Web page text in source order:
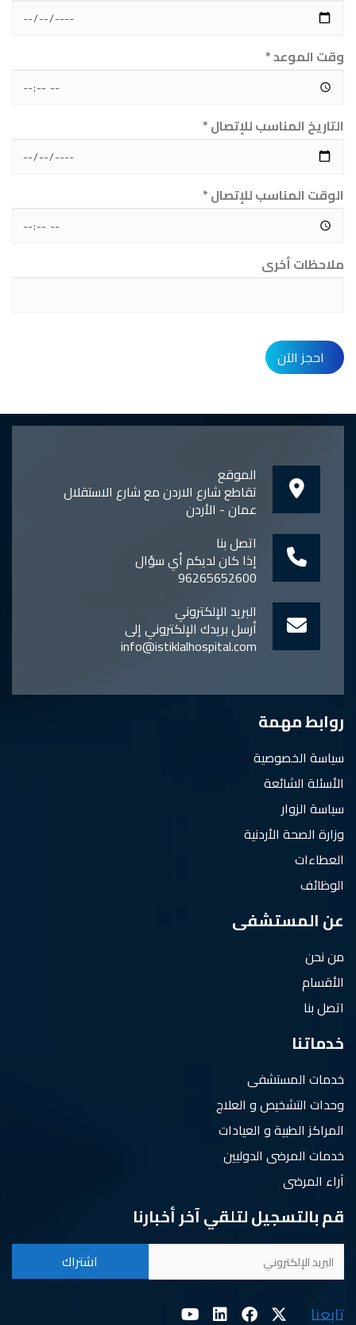
وقت الموعد *
التاريخ المناسب للإتصال *
الوقت المناسب للإتصال *
ملاحظات أخرى
احجز الآن
الموقع
تقاطع شارع الاردن مع شارع الاستقلال
عمان - الأردن
اتصل بنا
إذا كان لديكم أي سؤال
96265652600
البريد الإلكتروني
أرسل بريدك الإلكتروني إلى
info@istiklalhospital.com
روابط مهمة
سياسة الخصوصية
الأسئلة الشائعة
سياسة الزوار
وزارة الصحة الأردنية
العطاءات
الوظائف
عن المستشفى
من نحن
الأقسام
اتصل بنا
خدماتنا
خدمات المستشفى
وحدات التشخيص و العلاج
المراكز الطبية و العيادات
خدمات المرضى الدوليين
آراء المرضى
قم بالتسجيل لتلقي آخر أخبارنا
تابعنا